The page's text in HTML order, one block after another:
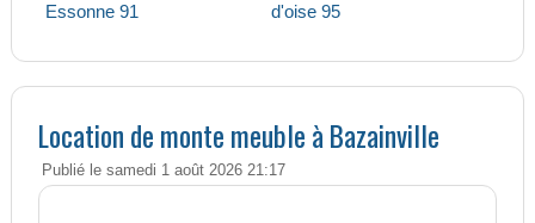
Essonne 91
d'oise 95
Location de monte meuble à Bazainville
Publié le samedi 1 août 2026 21:17